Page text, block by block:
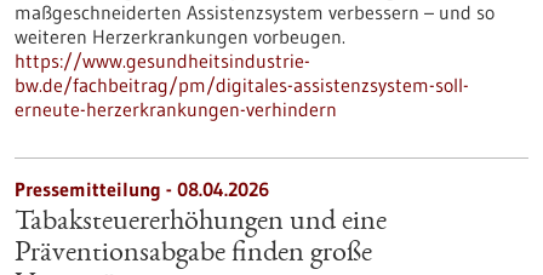
maßgeschneiderten Assistenzsystem verbessern – und so
weiteren Herzerkrankungen vorbeugen.
https://www.gesundheitsindustrie-
bw.de/fachbeitrag/pm/digitales-assistenzsystem-soll-
erneute-herzerkrankungen-verhindern
Pressemitteilung - 08.04.2026
Tabaksteuererhöhungen und eine
Präventionsabgabe finden große